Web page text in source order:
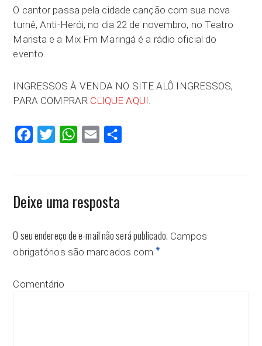
O cantor passa pela cidade canção com sua nova
turnê, Anti-Herói, no dia 22 de novembro, no Teatro
Marista e a Mix Fm Maringá é a rádio oficial do
evento.
INGRESSOS À VENDA NO SITE ALÔ INGRESSOS,
PARA COMPRAR CLIQUE AQUI
FacebookTwitter WhatsApp
Email
Deixe uma resposta
O seu endereço de e-mail não será publicado. Campos
obrigatórios são marcados com *
Comentário